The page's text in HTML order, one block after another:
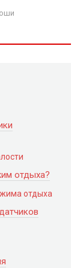
отдыха?
отдыха